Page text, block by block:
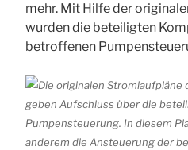
mehr. Mit Hilfe der
wurden die beteiligten
betroffenen